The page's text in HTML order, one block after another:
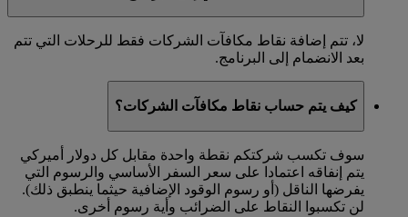
لا، تتم إضافة نقاط مكافآت الشركات فقط للرحلات التي تتم
بعد الانضمام إلى البرنامج.
كيف يتم حساب نقاط مكافآت الشركات؟
سوف تكسب شركتكم نقطة واحدة مقابل كل دولار أميركي
يتم إنفاقه اعتمادا على سعر السفر الأساسي والرسوم التي
يفرضها الناقل (أو رسوم الوقود الإضافية حيثما ينطبق ذلك).
لن تكسبوا النقاط على الضرائب وأية رسوم أخرى.